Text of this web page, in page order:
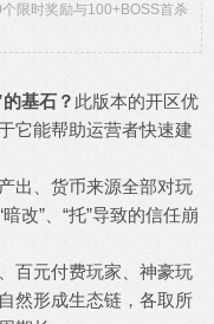
限时奖励与100+BOSS首杀
基石？ 此版本的开区优
它能帮助运营者快速建
出、货币来源全部对玩
改”、“托”导致的信任崩
百元付费玩家、神豪玩
然形成生态链，各取所